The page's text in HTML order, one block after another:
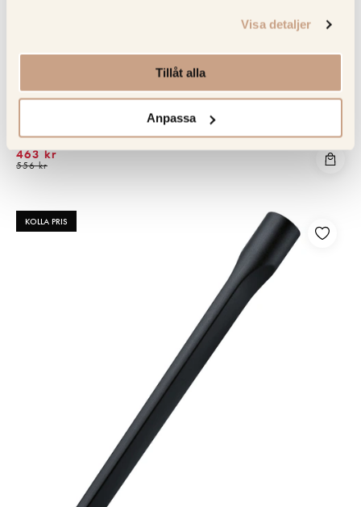
Visa detaljer
Tillåt alla
Anpassa
BOSCH
Bosch tillbehör till dammsugare - BBZ152EF
463 kr
556 kr
KOLLA PRIS